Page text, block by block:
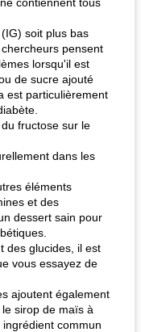
soit plus bas
pensent
lorsqu'il est
de sucre ajouté
est particulièrement
fructose sur le
dans les
éléments
et des
dessert sain pour
des glucides, il est
vous essayez de
ajoutent également
sirop de maïs à
commun